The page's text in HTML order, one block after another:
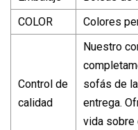
COLOR
Colores
Control de
calidad
Nuestro
sofás de
entrega.
vida sobre